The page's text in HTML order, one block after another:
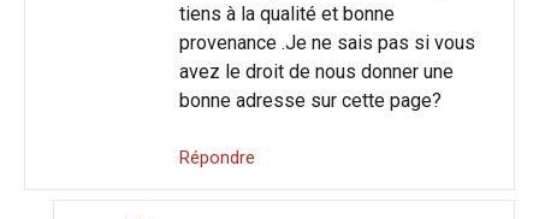
tiens à la qualité et bonne
provenance .Je ne sais pas si vous
avez le droit de nous donner une
bonne adresse sur cette page?
Répondre